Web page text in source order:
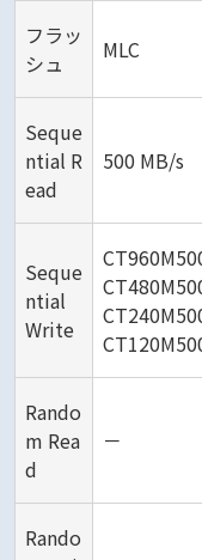
フラッ
シュ
MLC
Seque
ntial R
ead
500 MB/s
Seque
ntial
Write
Rando
m Rea
d
－
Rando